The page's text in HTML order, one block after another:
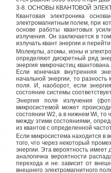
3-8. ОСНОВЫ КВАНТОВОЙ
Квантовая электроника
электромагнитным полем, при
основе работы квантовых
излучения. Он заключается в
излучать квант энергии и
Молекулы, атомы, ионы и
определяют дискретный ряд
энергия микрочастиц
Если конечная внутренняя
начальной энергии, то
поля. И, наоборот, если
состояние системы
Энергия поля излучения
микросистемой может
состоянии W2, а в нижнем Wi, то
между этими состояниями,
из квантов с определенной
Если микросистема находится в
того, что через некоторый
энергии. Эта вероятность
аналогична вероятности
перехода и не. зависит от
внешнего электромагнитного